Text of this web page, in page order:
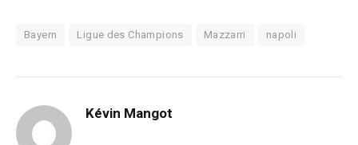
Bayern Ligue des Champions Mazzarri napoli
Kévin Mangot